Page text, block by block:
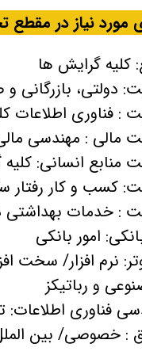
مورد نیاز در مقطع
نرم افزار/
و رباتیکز
: خصوصی/ بین